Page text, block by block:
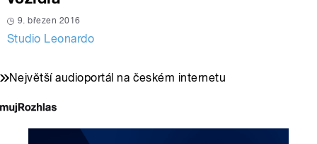
9. březen 2016
Studio Leonardo
Největší audioportál na českém internetu